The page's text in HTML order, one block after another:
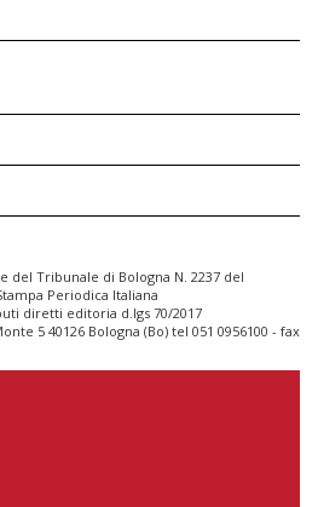
del Tribunale di Bologna N. 2237 del
Periodica Italiana
diretti editoria d.lgs 70/2017
5 40126 Bologna (Bo) tel 051 0956100 - fax